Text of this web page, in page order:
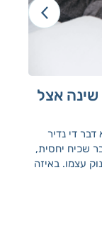
שינה אצל
די נדיר
שכיח יחסית,
עצמו. באיזה
בנושא?
ורופא